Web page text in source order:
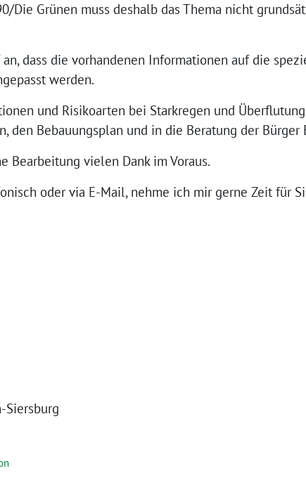
Die Grünen muss deshalb das Thema nicht
dass die vorhandenen Informationen auf die
werden.
und Risikoarten bei Starkregen und
den Bebauungsplan und in die Beratung der Bürger
Bearbeitung vielen Dank im Voraus.
oder via E-Mail, nehme ich mir gerne Zeit für
Siersburg